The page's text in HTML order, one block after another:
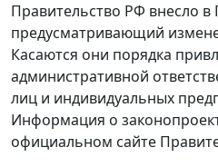
Правительство РФ внесло в
предусматривающий
Касаются они порядка
административной
лиц и индивидуальных
Информация о
официальном сайте